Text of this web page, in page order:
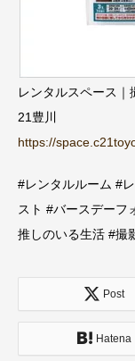
レンタルスペース
21豊川
https://
#レンタルルーム #
スト #バースデーフ
推しのいる生活 #撮
Post
Hatena